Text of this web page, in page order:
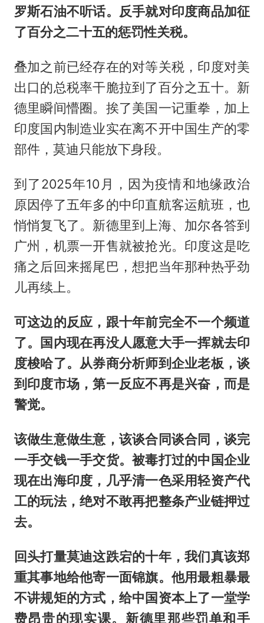
罗斯石油不听话。反手就对印度商品加征
了百分之二十五的惩罚性关税。
叠加之前已经存在的对等关税，印度对美
出口的总税率干脆拉到了百分之五十。新
德里瞬间懵圈。挨了美国一记重拳，加上
印度国内制造业实在离不开中国生产的零
部件，莫迪只能放下身段。
到了2025年10月，因为疫情和地缘政治
原因停了五年多的中印直航客运航班，也
悄悄复飞了。新德里到上海、加尔各答到
广州，机票一开售就被抢光。印度这是吃
痛之后回来摇尾巴，想把当年那种热乎劲
儿再续上。
可这边的反应，跟十年前完全不一个频道
了。国内现在再没人愿意大手一挥就去印
度梭哈了。从券商分析师到企业老板，谈
到印度市场，第一反应不再是兴奋，而是
警觉。
该做生意做生意，该谈合同谈合同，谈完
一手交钱一手交货。被毒打过的中国企业
现在出海印度，几乎清一色采用轻资产代
工的玩法，绝对不敢再把整条产业链押过
去。
回头打量莫迪这跌宕的十年，我们真该郑
重其事地给他寄一面锦旗。他用最粗暴最
不讲规矩的方式，给中国资本上了一堂学
费昂贵的现实课。新德里那些罚单和手